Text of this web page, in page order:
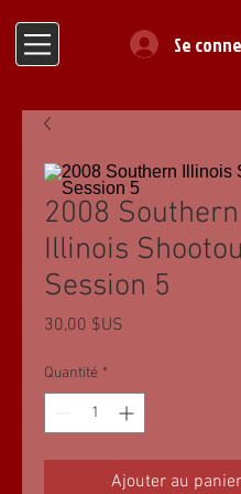
Se
2008 Southern
Illinois
Session 5
30,00 $US
Quantité *
Ajouter au panier